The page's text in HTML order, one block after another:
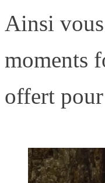
Ainsi
moments
offert